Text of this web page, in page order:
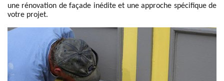
une rénovation de façade inédite et une approche spécifique de
votre projet.